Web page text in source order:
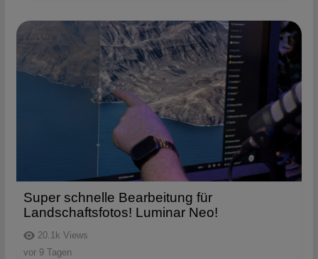
20.1k Views
Super schnelle Bearbeitung für
Landschaftsfotos! Luminar Neo!
vor 9 Tagen